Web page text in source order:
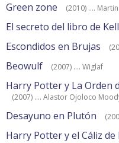
Green zone (2010) ....
El secreto del libro de
Escondidos en Brujas
Beowulf (2007) .... Wiglaf
Harry Potter y La Orden
(2007) .... Alastor Ojoloco
Desayuno en Plutón
Harry Potter y el Cáliz de